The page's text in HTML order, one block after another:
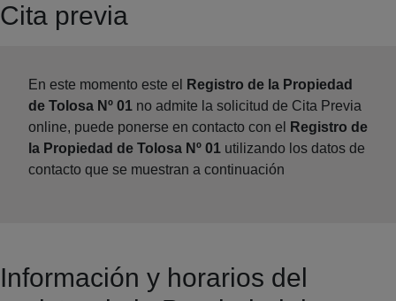
Cita previa
En este momento este el
Registro de la Propiedad
de Tolosa Nº 01 no admite la solicitud de Cita Previa
online, puede ponerse en contacto con el
Registro de
la Propiedad de Tolosa Nº 01 utilizando los datos de
contacto que se muestran a continuación
Información y horarios del